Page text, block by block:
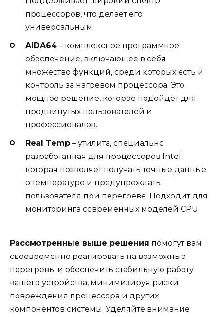
процессоров, что делает его
универсальным.
AIDA64 – комплексное программное
обеспечение, включающее в себя
множество функций, среди которых есть и
контроль за нагревом процессора. Это
мощное решение, которое подойдет для
продвинутых пользователей и
профессионалов.
Real Temp – утилита, специально
разработанная для процессоров Intel,
которая позволяет получать точные данные
о температуре и предупреждать
пользователя при перегреве. Подходит для
мониторинга современных моделей CPU.
Рассмотренные выше решения помогут вам
своевременно реагировать на возможные
перегревы и обеспечить стабильную работу
вашего устройства, минимизируя риски
повреждения процессора и других
компонентов системы. Уделяйте внимание